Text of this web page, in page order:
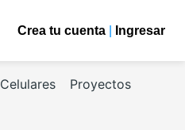
Crea tu cuenta| Ingresar
Celulares Proyectos